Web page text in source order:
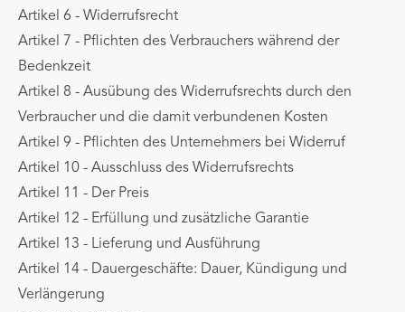
Artikel 6 - Widerrufsrecht
Artikel 7 - Pflichten des Verbrauchers während der
Bedenkzeit
Artikel 8 - Ausübung des Widerrufsrechts durch den
Verbraucher und die damit verbundenen Kosten
Artikel 9 - Pflichten des Unternehmers bei Widerruf
Artikel 10 - Ausschluss des Widerrufsrechts
Artikel 11 - Der Preis
Artikel 12 - Erfüllung und zusätzliche Garantie
Artikel 13 - Lieferung und Ausführung
Artikel 14 - Dauergeschäfte: Dauer, Kündigung und
Verlängerung